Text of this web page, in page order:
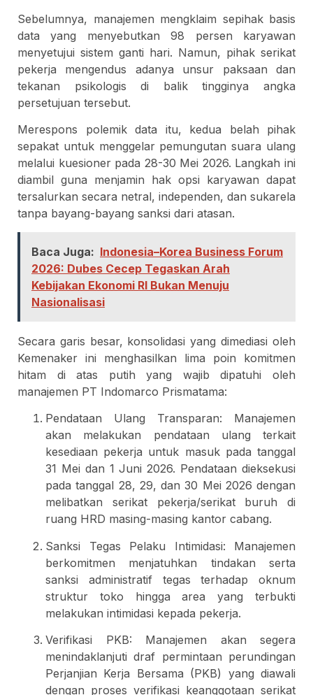
Sebelumnya, manajemen mengklaim sepihak basis
data yang menyebutkan 98 persen karyawan
menyetujui sistem ganti hari. Namun, pihak serikat
pekerja mengendus adanya unsur paksaan dan
tekanan psikologis di balik tingginya angka
persetujuan tersebut.
Merespons polemik data itu, kedua belah pihak
sepakat untuk menggelar pemungutan suara ulang
melalui kuesioner pada 28-30 Mei 2026. Langkah ini
diambil guna menjamin hak opsi karyawan dapat
tersalurkan secara netral, independen, dan sukarela
tanpa bayang-bayang sanksi dari atasan.
Baca Juga: Indonesia–Korea Business Forum
2026: Dubes Cecep Tegaskan Arah
Kebijakan Ekonomi RI Bukan Menuju
Nasionalisasi
Secara garis besar, konsolidasi yang dimediasi oleh
Kemenaker ini menghasilkan lima poin komitmen
hitam di atas putih yang wajib dipatuhi oleh
manajemen PT Indomarco Prismatama:
Pendataan Ulang Transparan: Manajemen
akan melakukan pendataan ulang terkait
kesediaan pekerja untuk masuk pada tanggal
31 Mei dan 1 Juni 2026. Pendataan dieksekusi
pada tanggal 28, 29, dan 30 Mei 2026 dengan
melibatkan serikat pekerja/serikat buruh di
ruang HRD masing-masing kantor cabang.
Sanksi Tegas Pelaku Intimidasi: Manajemen
berkomitmen menjatuhkan tindakan serta
sanksi administratif tegas terhadap oknum
struktur toko hingga area yang terbukti
melakukan intimidasi kepada pekerja.
Verifikasi PKB: Manajemen akan segera
menindaklanjuti draf permintaan perundingan
Perjanjian Kerja Bersama (PKB) yang diawali
dengan proses verifikasi keanggotaan serikat